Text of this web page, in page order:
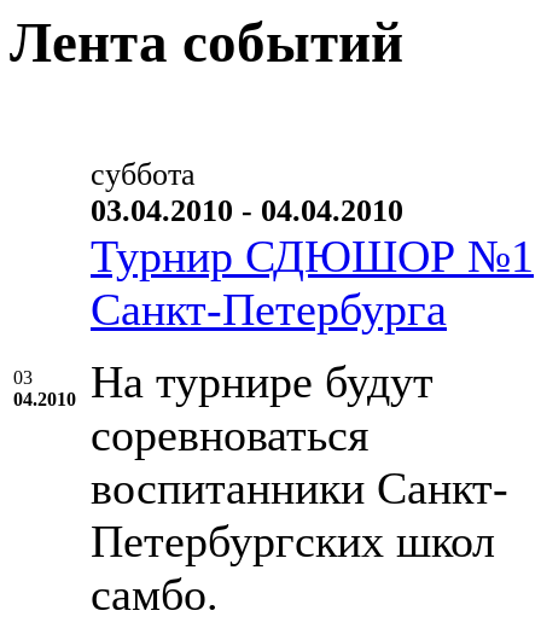
Лента событий
03
04.2010
суббота
03.04.2010 - 04.04.2010
Турнир СДЮШОР №1
Санкт-Петербурга
На турнире будут
соревноваться
воспитанники Санкт-
Петербургских школ
самбо.